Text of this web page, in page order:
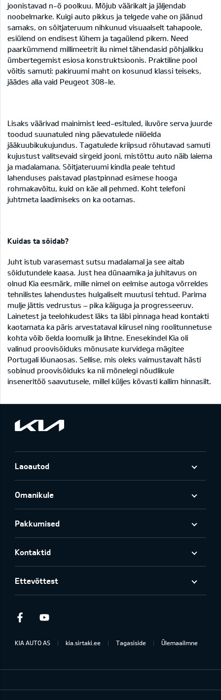
joonistavad n-ö poolkuu. Mõjub väärikalt ja jäljendab
noobelmarke. Kuigi auto pikkus ja telgede vahe on jäänud
samaks, on sõitjateruum nihkunud visuaalselt tahapoole,
esiülend on endisest lühem ja tagaülend pikem. Need
paarkümmend millimeetrit ilu nimel tähendasid põhjalikku
ümbertegemist esiosa konstruktsioonis. Praktiline pool
võitis samuti: pakiruumi maht on kosunud klassi teiseks,
jäädes alla vaid Peugeot 308-le.
Lisaks väärivad mainimist leed-esituled, iluvõre serva juurde
toodud suunatuled ning päevatulede niiöelda
jääkuubikukujundus. Tagatulede kriipsud rõhutavad samuti
kujustust valitsevaid sirgeid jooni, mistõttu auto näib laiema
ja madalamana. Sõitjateruumi kindla peale tehtud
lahenduses paistavad plastpinnad esimese hooga
rohmakavõitu, kuid on käe all pehmed. Koht telefoni
juhtmeta laadimiseks on ka ootamas.
Kuidas ta sõidab?
Juht istub varasemast sutsu madalamal ja see aitab
sõidutundele kaasa. Just hea dünaamika ja juhitavus on
olnud Kia eesmärk, mille nimel on eelmise autoga võrreldes
tehnilistes lahendustes hulgaliselt muutusi tehtud. Parima
mulje jättis vedrustus – pika käiguga ja progresseeruv.
Lainetest ja teelohkudest läks ta läbi pinnaga head kontakti
kaotamata ka päris arvestataval kiirusel ning roolitunnetuse
kohta võib öelda loomulik ja lihtne. Enesekindel Kia oli
valinud proovisõiduks mõnusate kurvidega mägitee
Portugali lõunaosas. Sellise, mis oleks vaimustavalt hästi
sobinud proovisõiduks ka nii mõnelegi nõudlikule
inseneritöö saavutusele, millel küljes kõvasti kallim hinnasilt.
Laoautod
Omanikule
Pakkumised
Kontaktid
Ettevõttest
Facebook
KIA AUTO AS kia.sirtaki.ee Tagasiside Ülemaailmne